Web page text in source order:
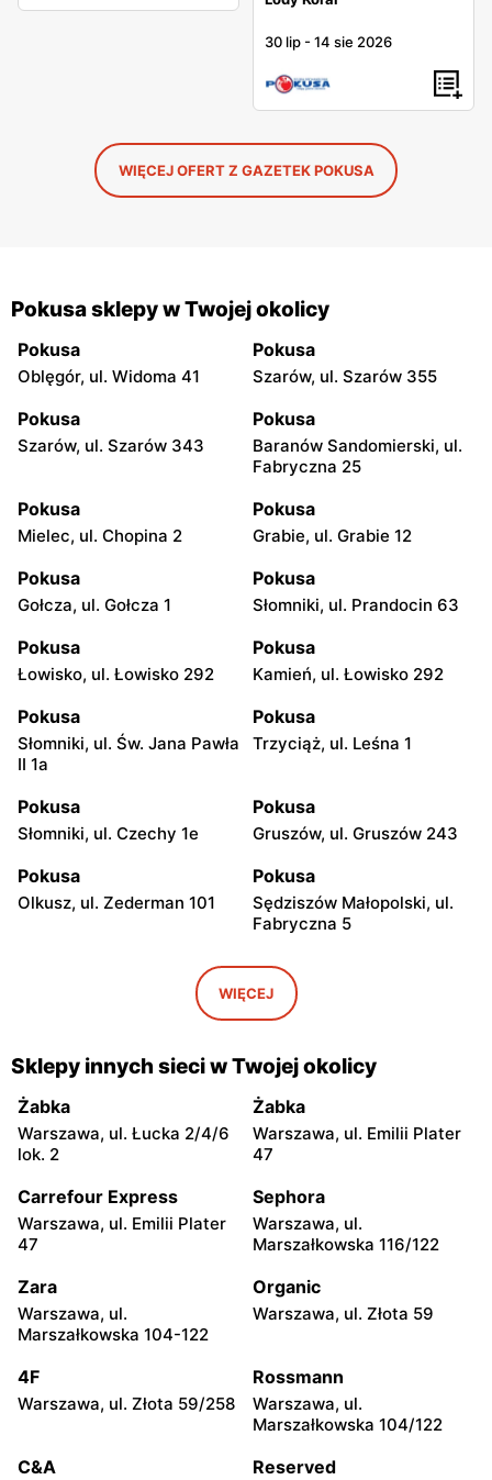
30 lip -14 sie 2026
WIĘCEJ OFERT Z GAZETEK POKUSA
Pokusa sklepy w Twojej okolicy
Pokusa
Oblęgór, ul. Widoma 41
Pokusa
Szarów, ul. Szarów 355
Pokusa
Szarów, ul. Szarów 343
Pokusa
Baranów Sandomierski, ul.
Fabryczna 25
Pokusa
Mielec, ul. Chopina 2
Pokusa
Grabie, ul. Grabie 12
Pokusa
Gołcza, ul. Gołcza 1
Pokusa
Słomniki, ul. Prandocin 63
Pokusa
Łowisko, ul. Łowisko 292
Pokusa
Kamień, ul. Łowisko 292
Pokusa
Słomniki, ul. Św. Jana Pawła
II 1a
Pokusa
Trzyciąż, ul. Leśna 1
Pokusa
Słomniki, ul. Czechy 1e
Pokusa
Gruszów, ul. Gruszów 243
Pokusa
Olkusz, ul. Zederman 101
Pokusa
Sędziszów Małopolski, ul.
Fabryczna 5
Sędziszów Małopolski, ul.
Pokusa
Tarnów, ul. Słoneczna 29-
33
Pokusa
Tarnów, ul. Lwowska 1
Pokusa
Wola Batorska, ul. Wola
Batorska 579
Pokusa
155a
Pokusa
Pachońskiego 8
Pokusa
Wyspiańskiego 1
Pokusa
331
Pokusa Pokusa
Pokusa Pokusa
Bochnia, ul. Brzeźnicka 295
Pokusa Pokusa
WIĘCEJ
Sklepy innych sieci w Twojej okolicy
Żabka
Warszawa, ul. Łucka 2/4/6
lok. 2
Żabka
Warszawa, ul. Emilii Plater
47
Carrefour Express
Warszawa, ul. Emilii Plater
47
Sephora
Warszawa, ul.
Marszałkowska 116/122
Zara
Warszawa, ul.
Marszałkowska 104-122
Organic
Warszawa, ul. Złota 59
4F
Warszawa, ul. Złota 59/258
Rossmann
Warszawa, ul.
Marszałkowska 104/122
C&A Reserved